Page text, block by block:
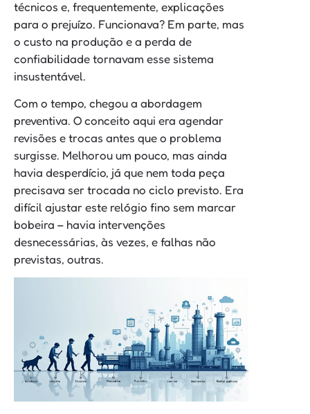
técnicos e, frequentemente, explicações
para o prejuízo. Funcionava? Em parte, mas
o custo na produção e a perda de
confiabilidade tornavam esse sistema
insustentável.
Com o tempo, chegou a abordagem
preventiva. O conceito aqui era agendar
revisões e trocas antes que o problema
surgisse. Melhorou um pouco, mas ainda
havia desperdício, já que nem toda peça
precisava ser trocada no ciclo previsto. Era
difícil ajustar este relógio fino sem marcar
bobeira – havia intervenções
desnecessárias, às vezes, e falhas não
previstas, outras.